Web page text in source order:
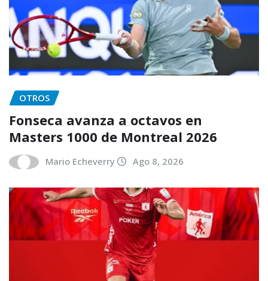
OTROS
Fonseca avanza a octavos en
Masters 1000 de Montreal 2026
Mario Echeverry Ago 8, 2026